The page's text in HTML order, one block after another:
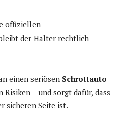
offiziellen
der Halter rechtlich
einen seriösen Schrottauto
– und sorgt dafür, dass
sicheren Seite ist.